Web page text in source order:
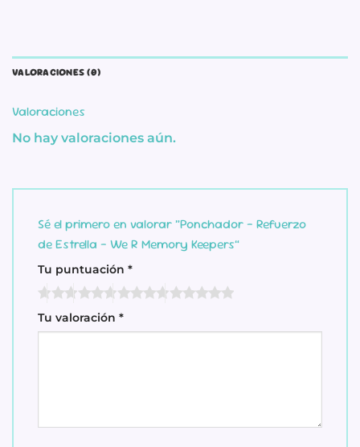
VALORACIONES (0)
Valoraciones
No hay valoraciones aún.
Sé el primero en valorar “Ponchador – Refuerzo
de Estrella – We R Memory Keepers”
Tu puntuación *
Tu valoración *